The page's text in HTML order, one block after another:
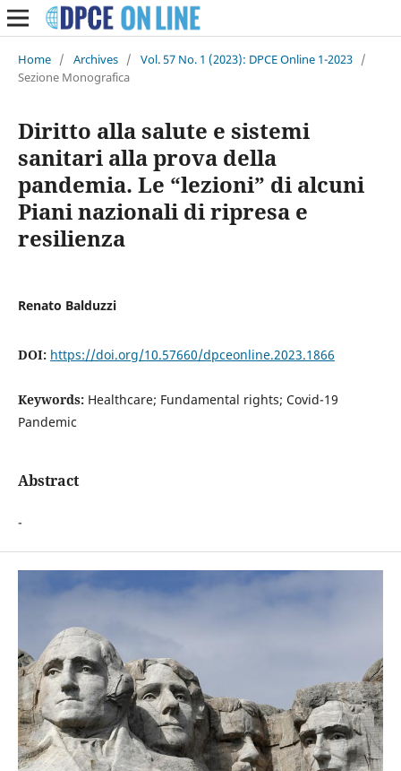
Home / Archives / Vol. 57 No. 1 (2023): DPCE Online 1-2023 /
Sezione Monografica
Diritto alla salute e sistemi
sanitari alla prova della
pandemia. Le “lezioni” di alcuni
Piani nazionali di ripresa e
resilienza
Renato Balduzzi
DOI: https://doi.org/10.57660/dpceonline.2023.1866
Keywords: Healthcare; Fundamental rights; Covid-19
Pandemic
Abstract
-